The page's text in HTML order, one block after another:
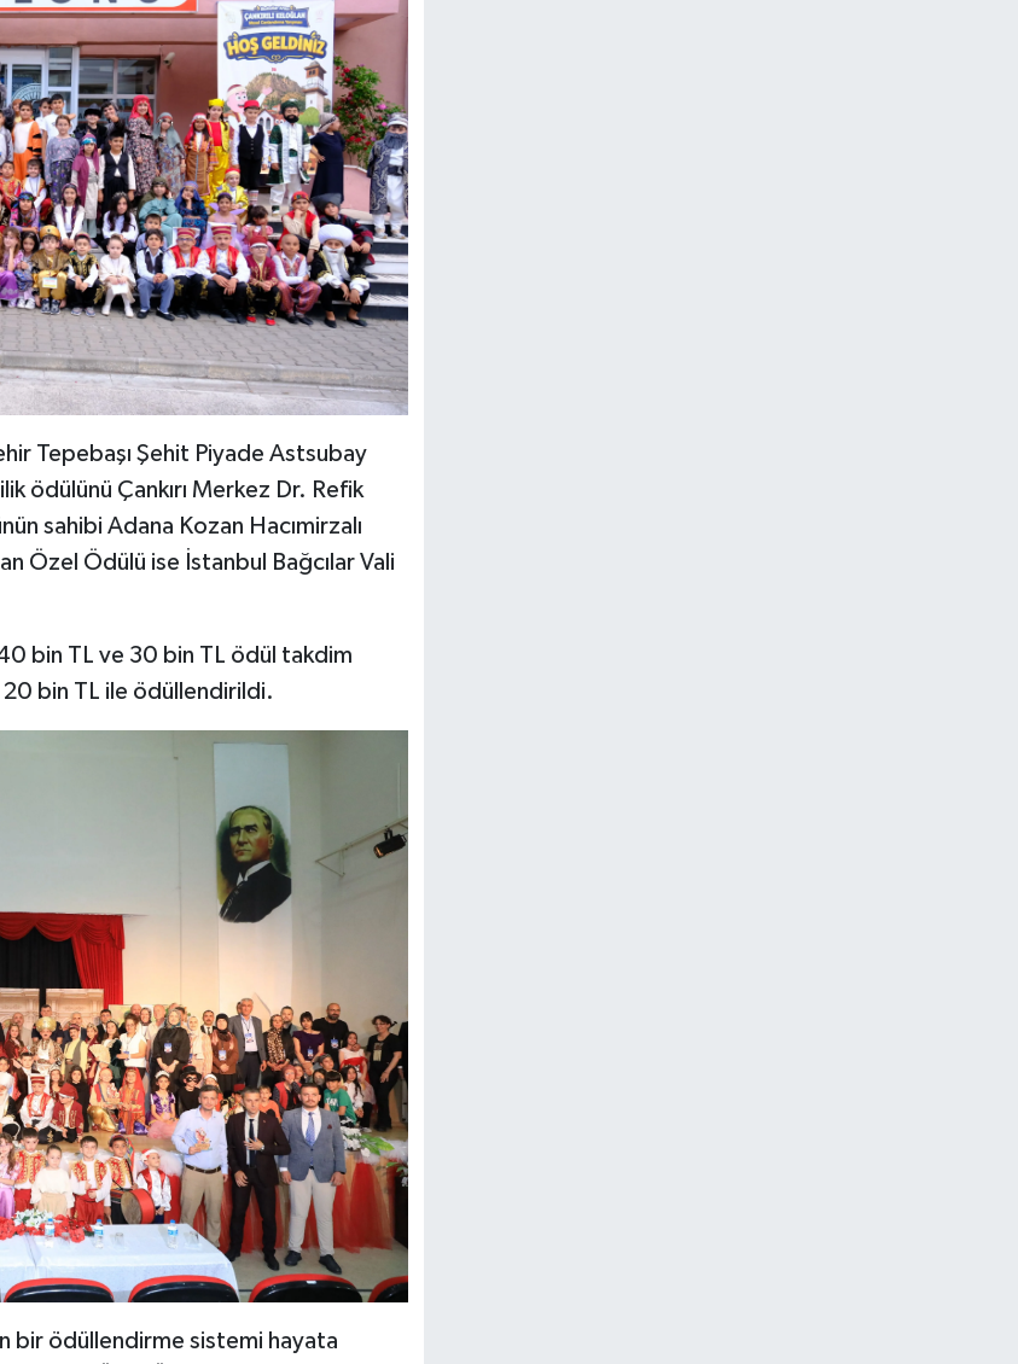
Tepebaşı Şehit Piyade Astsubay
ödülünü Çankırı Merkez Dr. Refik
sahibi Adana Kozan Hacımirzalı
Özel Ödülü ise İstanbul Bağcılar Vali
bin TL ve 30 bin TL ödül takdim
bin TL ile ödüllendirildi.
bir ödüllendirme sistemi hayata